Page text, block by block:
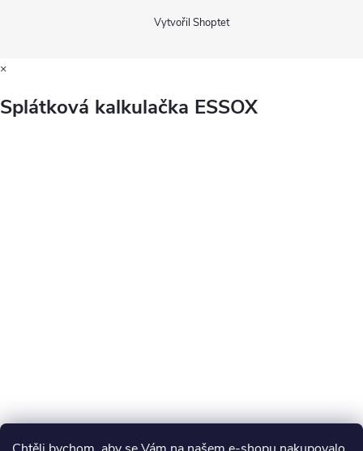
Vytvořil Shoptet
×
Splátková kalkulačka ESSOX